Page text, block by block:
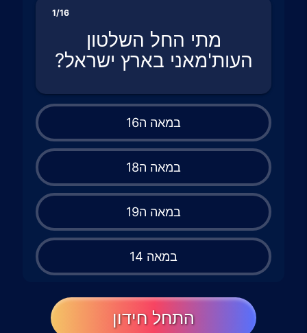
1/16
מתי החל השלטון
העות'מאני בארץ ישראל?
במאה ה16
במאה ה18
במאה ה19
במאה 14
התחל חידון